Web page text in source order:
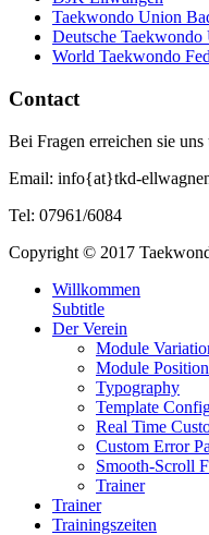
Taekwondo Union
Deutsche Taekwondo
World Taekwondo
Contact
Bei Fragen erreichen sie uns
Email: info{at}tkd-
Tel: 07961/6084
Copyright © 2017
Willkommen
Subtitle
Der Verein
Module
Module
Typography
Template
Real Time
Custom Error
Smooth-Scroll
Trainer
Trainer
Trainingszeiten